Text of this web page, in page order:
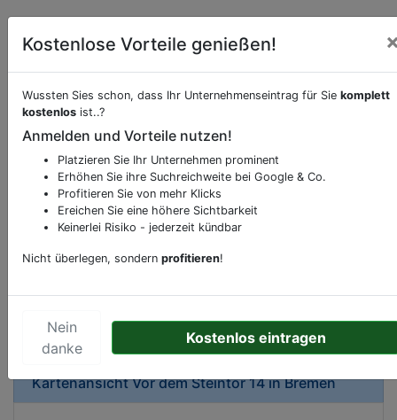
Beschreibung & Services von
Sie möchten eine Beschreibung, Dienstleistung
oder andere relevante Informationen hinzufügen?
Klicken Sie bittehierum uns zu kontaktieren.
Gerne erweitern wir Ihren Firmeneintrag um
Sonderangebote odere besondere Services, die
Ihren Wettbewerbern abheben.
KartenansichtVor dem Steintor 14inBremen
Kostenlose Vorteile genießen!
Wussten Sies schon, dass Ihr Unternehmenseintrag für Sie komplett
kostenlos ist..?
Anmelden und Vorteile nutzen!
Platzieren Sie Ihr Unternehmen prominent
Erhöhen Sie ihre Suchreichweite bei Google & Co.
Profitieren Sie von mehr Klicks
Ereichen Sie eine höhere Sichtbarkeit
Keinerlei Risiko - jederzeit kündbar
Nicht überlegen, sondern profitieren!
Nein
danke
Kostenlos eintragen